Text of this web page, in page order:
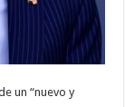
un “nuevo y